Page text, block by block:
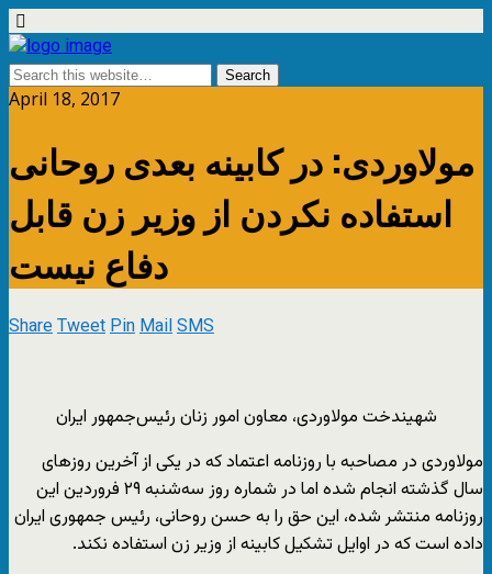
April 18, 2017
مولاوردی: در کابینه بعدی روحانی
استفاده نکردن از وزیر زن قابل
دفاع نیست
ShareTweetPinMailSMS
شهیندخت مولاوردی، معاون امور زنان رئیس‌جمهور ایران
مولاوردی در مصاحبه با روزنامه اعتماد که در یکی از آخرین روزهای
سال گذشته انجام شده اما در شماره روز سه‌شنبه ۲۹ فروردین این
روزنامه منتشر شده، این حق را به حسن روحانی، رئیس جمهوری ایران
داده است که در اوایل تشکیل کابینه از وزیر زن استفاده نکند.